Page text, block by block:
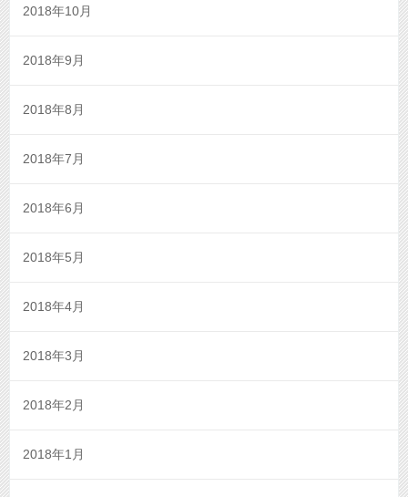
2018年10月
2018年9月
2018年8月
2018年7月
2018年6月
2018年5月
2018年4月
2018年3月
2018年2月
2018年1月